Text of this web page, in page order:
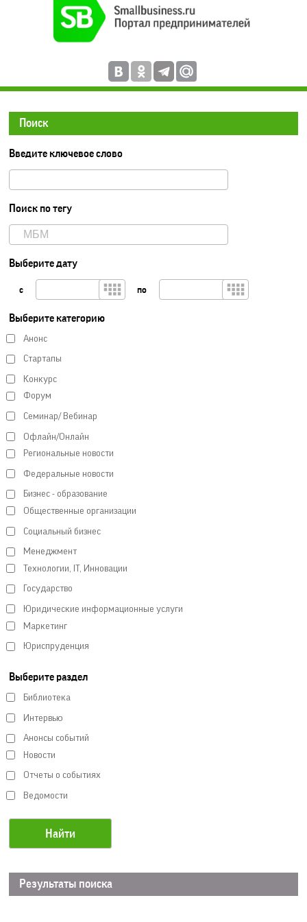
Поиск
Введите ключевое слово
Поиск по тегу
Выберите дату
с по
Выберите категорию
Анонс
Стартапы
Конкурс
Форум
Семинар/ Вебинар
Офлайн/Онлайн
Региональные новости
Федеральные новости
Бизнес - образование
Общественные организации
Социальный бизнес
Менеджмент
Технологии, IT, Инновации
Государство
Юридические информационные услуги
Маркетинг
Юриспруденция
Выберите раздел
Библиотека
Интервью
Анонсы событий
Новости
Отчеты о событиях
Ведомости
Результаты поиска